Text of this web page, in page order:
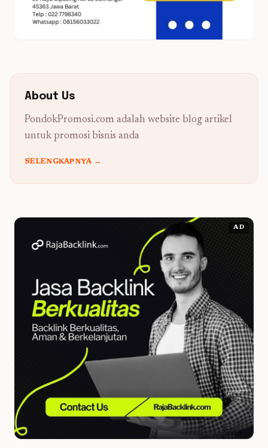
About Us
PondokPromosi.com adalah website blog artikel
untuk promosi bisnis anda
SELENGKAPNYA →
AD